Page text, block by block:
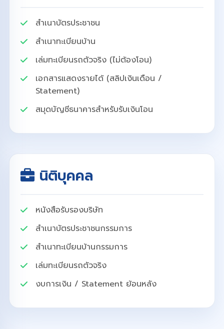
สำเนาบัตรประชาชน
สำเนาทะเบียนบ้าน
เล่มทะเบียนรถตัวจริง (ไม่ต้องโอน)
เอกสารแสดงรายได้ (สลิปเงินเดือน /
Statement)
สมุดบัญชีธนาคารสำหรับรับเงินโอน
นิติบุคคล
หนังสือรับรองบริษัท
สำเนาบัตรประชาชนกรรมการ
สำเนาทะเบียนบ้านกรรมการ
เล่มทะเบียนรถตัวจริง
งบการเงิน / Statement ย้อนหลัง